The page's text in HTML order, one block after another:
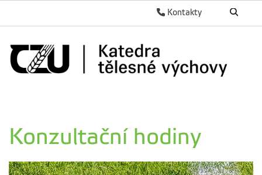
Kontakty
Konzultační hodiny